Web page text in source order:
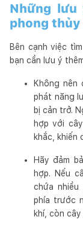
Những
phong
Bên cạnh việc
bạn cần lưu ý
Không
phát năng
bị cản trở.
hợp với
khắc, khiến
Hãy đảm
hợp. Nếu
chứa nhiều
phía trước
khí, còn